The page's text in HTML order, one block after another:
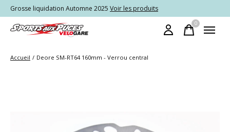
Grosse liquidation Automne 2025 Voir les produits
0items
Accueil / Deore SM-RT64 160mm - Verrou central